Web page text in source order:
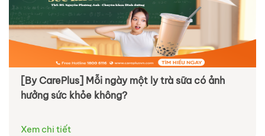
[By CarePlus] Mỗi ngày một ly trà sữa có ảnh
hưởng sức khỏe không?
Xem chi tiết